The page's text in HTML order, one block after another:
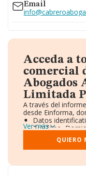
Email
Acceda a
comercial
Abogados
Limitada
A través del
desde Einforma,
Datos
Teléfono,
Informe
Gráficos de
Consejo de
Accionistas.
Ver más
QUIERO